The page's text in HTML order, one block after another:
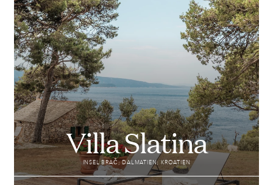
Villa Slatina
INSEL BRAČ; DALMATIEN; KROATIEN